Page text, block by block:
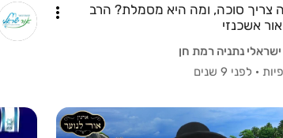
צריך סוכה, ומה היא מסמלת? הרב
אשכנזי
ישראלי נתניה רמת חן
· לפני 9 שנים